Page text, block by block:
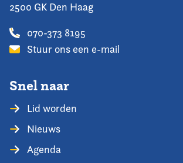
2500 GK Den Haag
070-373 8195
Stuur ons een e-mail
Snel naar
Lid worden
Nieuws
Agenda